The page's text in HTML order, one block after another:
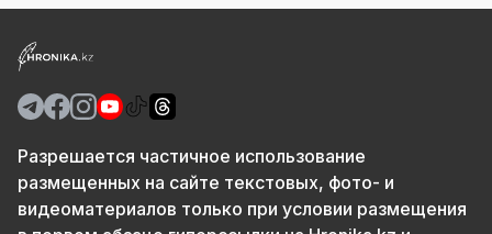
Разрешается частичное использование
размещенных на сайте текстовых, фото- и
видеоматериалов только при условии размещения